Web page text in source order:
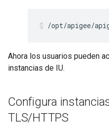
/opt/apigee/
Ahora los usuarios pueden
instancias de IU.
Configura
TLS/HTTPS